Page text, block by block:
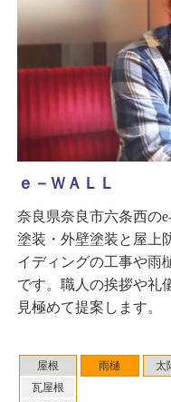
屋根
瓦屋根
雨樋 太
ｅ－ＷＡＬＬ
奈良県奈良市六条西の
塗装・外壁塗装と屋上
イディングの工事や雨
です。職人の挨拶や礼
見極めて提案します。